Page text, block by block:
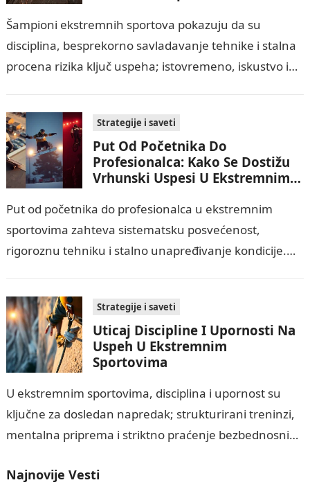
Šampioni ekstremnih sportova pokazuju da su
disciplina, besprekorno savladavanje tehnike i stalna
procena rizika ključ uspeha; istovremeno, iskustvo i
Strategije i saveti
Put Od Početnika Do
Profesionalca: Kako Se Dostižu
Vrhunski Uspesi U Ekstremnim
Put od početnika do profesionalca u ekstremnim
sportovima zahteva sistematsku posvećenost,
rigoroznu tehniku i stalno unapređivanje kondicije.
Strategije i saveti
Uticaj Discipline I Upornosti Na
Uspeh U Ekstremnim
Sportovima
U ekstremnim sportovima, disciplina i upornost su
ključne za dosledan napredak; strukturirani treninzi,
mentalna priprema i striktno praćenje bezbednosnih
potrebno je prepoznati…
Najnovije Vesti